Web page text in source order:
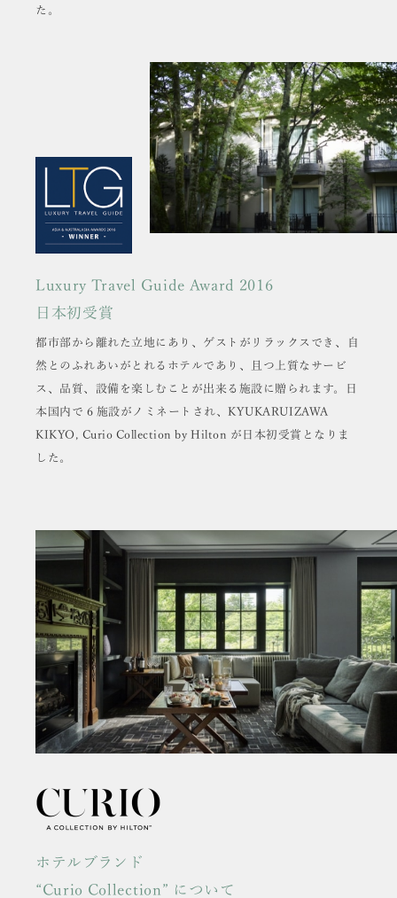
た。
Luxury Travel Guide Award 2016
日本初受賞
都市部から離れた立地にあり、ゲストがリラックスでき、自
然とのふれあいがとれるホテルであり、且つ上質なサービ
ス、品質、設備を楽しむことが出来る施設に贈られます。日
本国内で 6 施設がノミネートされ、KYUKARUIZAWA
KIKYO, Curio Collection by Hilton が日本初受賞となりま
した。
ホテルブランド
“Curio Collection” について